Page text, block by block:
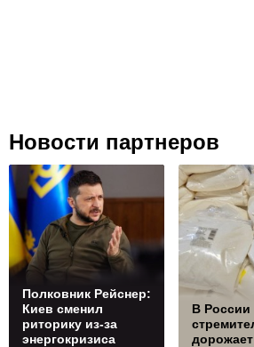
Новости партнеров
Полковник Рейснер:
Киев сменил
риторику из-за
энергокризиса
В России